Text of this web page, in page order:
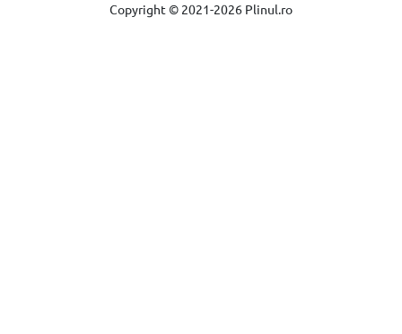
Copyright © 2021-2026 Plinul.ro